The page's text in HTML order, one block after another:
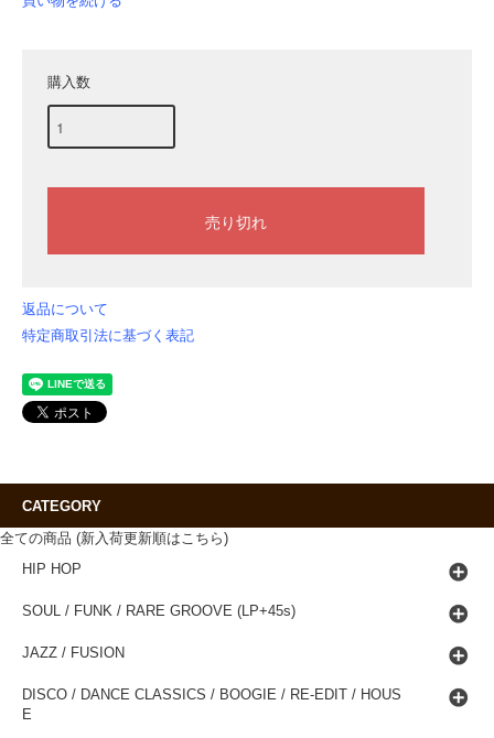
購入数
返品について
特定商取引法に基づく表記
CATEGORY
全ての商品 (新入荷更新順はこちら)
HIP HOP
SOUL / FUNK / RARE GROOVE (LP+45s)
JAZZ / FUSION
DISCO / DANCE CLASSICS / BOOGIE / RE-EDIT / HOUS
E